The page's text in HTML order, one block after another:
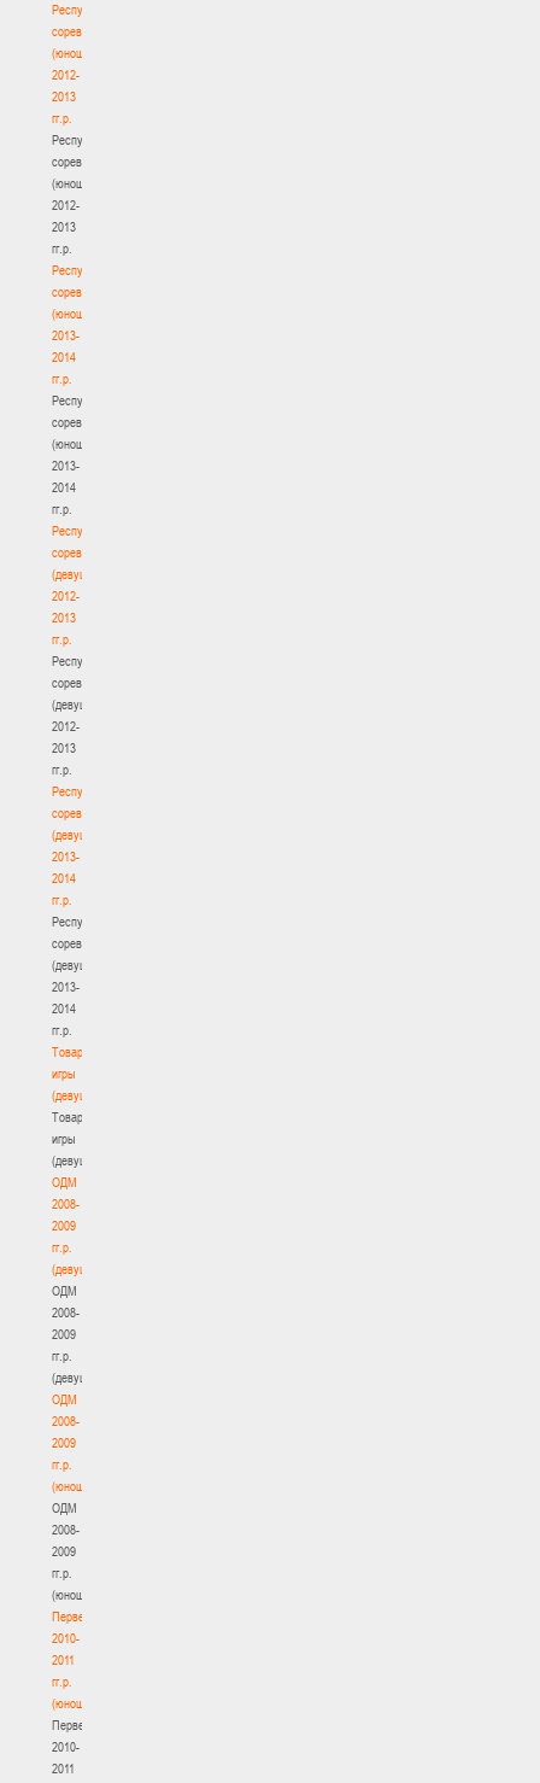
Республиканские
соревнования
(юноши)
2012-
2013
гг.р.
Республиканские
соревнования
(юноши)
2012-
2013
гг.р.
Республиканские
соревнования
(юноши)
2013-
2014
гг.р.
Республиканские
соревнования
(юноши)
2013-
2014
гг.р.
Республиканские
соревнования
(девушки)
2012-
2013
гг.р.
Республиканские
соревнования
(девушки)
2012-
2013
гг.р.
Республиканские
соревнования
(девушки)
2013-
2014
гг.р.
Республиканские
соревнования
(девушки)
2013-
2014
гг.р.
Товарищеские
игры
(девушки)
Товарищеские
игры
(девушки)
ОДМ
2008-
2009
гг.р.
(девушки)
ОДМ
2008-
2009
гг.р.
(девушки)
ОДМ
2008-
2009
гг.р.
(юноши)
ОДМ
2008-
2009
гг.р.
(юноши)
Первенство
2010-
2011
гг.р.
(юноши)
Первенство
2010-
2011